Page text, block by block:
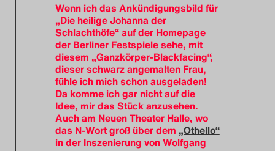
Impressum
Nutzungsbedingungen
Search
Wenn ich das Ankündigungsbild für
„Die heilige Johanna der
Schlachthöfe“ auf der Homepage
der Berliner Festspiele sehe, mit
diesem „Ganzkörper-Blackfacing“,
dieser schwarz angemalten Frau,
fühle ich mich schon ausgeladen!
Da komme ich gar nicht auf die
Idee, mir das Stück anzusehen.
Auch am Neuen Theater Halle, wo
das N-Wort groß über dem „Othello“
in der Inszenierung von Wolfgang